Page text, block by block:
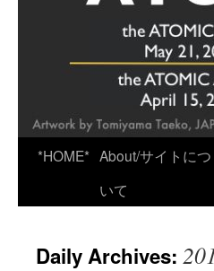
*HOME* About/サイトにつ
いて
Daily Archives: